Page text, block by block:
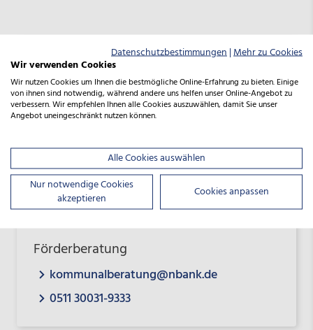
Förderberatung
kommunalberatung@nbank.de
0511 30031-9333
Datenschutzbestimmungen|Mehr zu Cookies
Wir verwenden Cookies
Wir nutzen Cookies um Ihnen die bestmögliche Online-Erfahrung zu bieten. Einige
von ihnen sind notwendig, während andere uns helfen unser Online-Angebot zu
verbessern. Wir empfehlen Ihnen alle Cookies auszuwählen, damit Sie unser
Angebot uneingeschränkt nutzen können.
Alle Cookies auswählen
Nur notwendige Cookies
akzeptieren
Cookies anpassen